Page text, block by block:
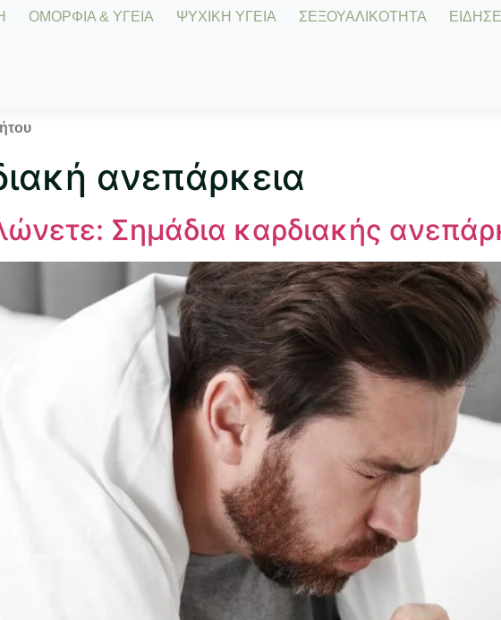
ΟΜΟΡΦΙΑ & ΥΓΕΙΑ ΨΥΧΙΚΗ ΥΓΕΙΑ ΣΕΞΟΥΑΛΙΚΟΤΗΤΑ
ανεπάρκεια
Σημάδια καρδιακής